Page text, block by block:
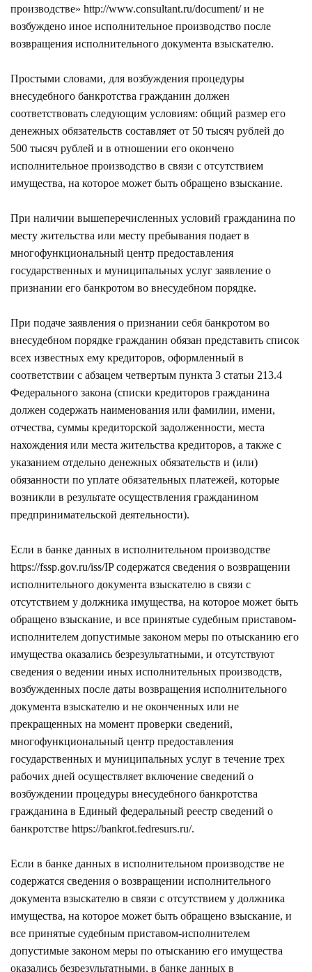
производстве» http://www.consultant.ru/document/и не
возбуждено иное исполнительное производство после
возвращения исполнительного документа взыскателю.
Простыми словами, для возбуждения процедуры
внесудебного банкротства гражданин должен
соответствовать следующим условиям: общий размер его
денежных обязательств составляет от 50 тысяч рублей до
500 тысяч рублей и в отношении его окончено
исполнительное производство в связи с отсутствием
имущества, на которое может быть обращено взыскание.
При наличии вышеперечисленных условий гражданина по
месту жительства или месту пребывания подает в
многофункциональный центр предоставления
государственных и муниципальных услуг заявление о
признании его банкротом во внесудебном порядке.
При подаче заявления о признании себя банкротом во
внесудебном порядке гражданин обязан представить список
всех известных ему кредиторов, оформленный в
соответствии с абзацем четвертым пункта 3 статьи 213.4
Федерального закона (списки кредиторов гражданина
должен содержать наименования или фамилии, имени,
отчества, суммы кредиторской задолженности, места
нахождения или места жительства кредиторов, а также с
указанием отдельно денежных обязательств и (или)
обязанности по уплате обязательных платежей, которые
возникли в результате осуществления гражданином
предпринимательской деятельности).
Если в банке данных в исполнительном производстве
https://fssp.gov.ru/iss/IPсодержатся сведения о возвращении
исполнительного документа взыскателю в связи с
отсутствием у должника имущества, на которое может быть
обращено взыскание, и все принятые судебным приставом-
исполнителем допустимые законом меры по отысканию его
имущества оказались безрезультатными, и отсутствуют
сведения о ведении иных исполнительных производств,
возбужденных после даты возвращения исполнительного
документа взыскателю и не оконченных или не
прекращенных на момент проверки сведений,
многофункциональный центр предоставления
государственных и муниципальных услуг в течение трех
рабочих дней осуществляет включение сведений о
возбуждении процедуры внесудебного банкротства
гражданина в Единый федеральный реестр сведений о
банкротстве https://bankrot.fedresurs.ru/.
Если в банке данных в исполнительном производстве не
содержатся сведения о возвращении исполнительного
документа взыскателю в связи с отсутствием у должника
имущества, на которое может быть обращено взыскание, и
все принятые судебным приставом-исполнителем
допустимые законом меры по отысканию его имущества
оказались безрезультатными, в банке данных в